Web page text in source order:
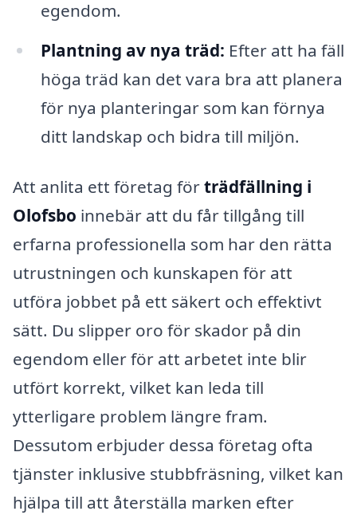
egendom.
Plantning av nya träd: Efter att ha fäll
höga träd kan det vara bra att planera
för nya planteringar som kan förnya
ditt landskap och bidra till miljön.
Att anlita ett företag förträdfällning i
Olofsbo innebär att du får tillgång till
erfarna professionella som har den rätta
utrustningen och kunskapen för att
utföra jobbet på ett säkert och effektivt
sätt. Du slipper oro för skador på din
egendom eller för att arbetet inte blir
utfört korrekt, vilket kan leda till
ytterligare problem längre fram.
Dessutom erbjuder dessa företag ofta
tjänster inklusive stubbfräsning, vilket kan
hjälpa till att återställa marken efter